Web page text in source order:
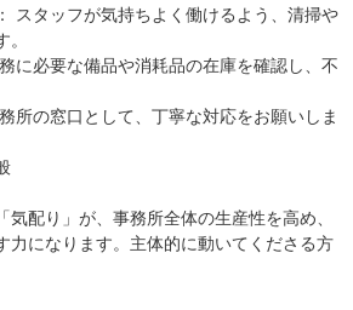
スタッフが気持ちよく働けるよう、清掃や
に必要な備品や消耗品の在庫を確認し、不
所の窓口として、丁寧な対応をお願いしま
気配り」が、事務所全体の生産性を高め、
力になります。主体的に動いてくださる方